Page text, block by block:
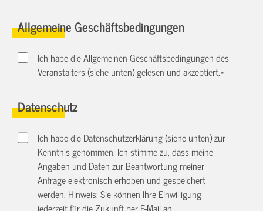
Allgemeine Geschäftsbedingungen
Ich habe die Allgemeinen Geschäftsbedingungen des
Veranstalters (siehe unten) gelesen und akzeptiert.*
Datenschutz
Ich habe die Datenschutzerklärung (siehe unten) zur
Kenntnis genommen. Ich stimme zu, dass meine
Angaben und Daten zur Beantwortung meiner
Anfrage elektronisch erhoben und gespeichert
werden. Hinweis: Sie können Ihre Einwilligung